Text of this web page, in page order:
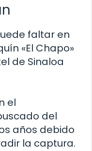
faltar en
«El Chapo»
de Sinaloa
el
del
años debido
la captura.